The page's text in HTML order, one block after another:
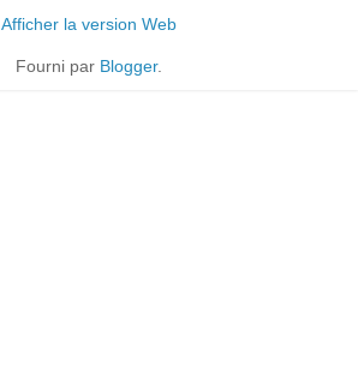
Afficher la version Web
Fourni par Blogger.